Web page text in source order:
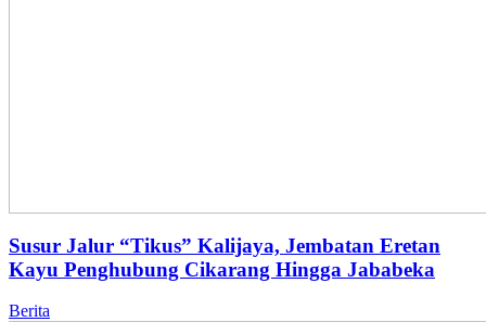
Susur Jalur “Tikus” Kalijaya, Jembatan Eretan
Kayu Penghubung Cikarang Hingga Jababeka
Berita